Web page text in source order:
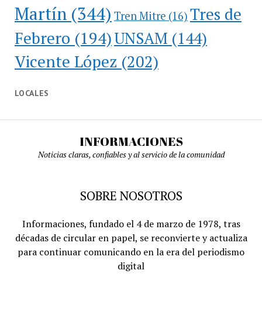
Martín(344) Tren Mitre (16) Tres de
Febrero (194)UNSAM (144)
Vicente López (202)
LOCALES
INFORMACIONES
Noticias claras, confiables y al servicio de la comunidad
SOBRE NOSOTROS
Informaciones, fundado el 4 de marzo de 1978, tras
décadas de circular en papel, se reconvierte y actualiza
para continuar comunicando en la era del periodismo
digital